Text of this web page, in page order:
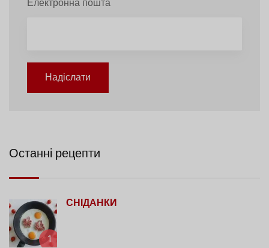
Електронна пошта
Надіслати
Останні рецепти
1
СНІДАНКИ